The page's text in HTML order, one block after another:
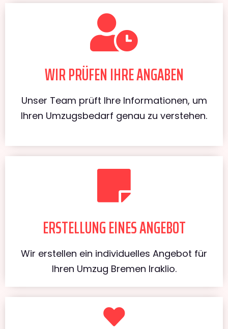
WIR PRÜFEN IHRE ANGABEN
Unser Team prüft Ihre Informationen, um
Ihren Umzugsbedarf genau zu verstehen.
ERSTELLUNG EINES ANGEBOT
Wir erstellen ein individuelles Angebot für
Ihren Umzug Bremen Iraklio.